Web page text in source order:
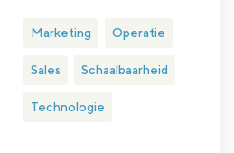
Marketing Operatie
Sales Schaalbaarheid
Technologie